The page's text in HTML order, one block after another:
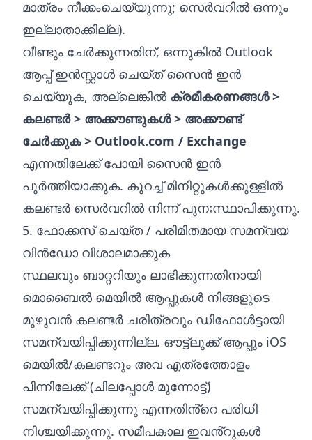
മാത്രം നീക്കംചെയ്യുന്നു; സെർവറിൽ ഒന്നും
ഇല്ലാതാക്കില്ല).
വീണ്ടും ചേർക്കുന്നതിന്, ഒന്നുകിൽ Outlook
ആപ്പ് ഇൻസ്റ്റാൾ ചെയ്ത് സൈൻ ഇൻ
ചെയ്യുക, അല്ലെങ്കിൽ ക്രമീകരണങ്ങൾ >
കലണ്ടർ > അക്കൗണ്ടുകൾ > അക്കൗണ്ട്
ചേർക്കുക > Outlook.com / Exchange
എന്നതിലേക്ക് പോയി സൈൻ ഇൻ
പൂർത്തിയാക്കുക. കുറച്ച് മിനിറ്റുകൾക്കുള്ളിൽ
കലണ്ടർ സെർവറിൽ നിന്ന് പുനഃസ്ഥാപിക്കുന്നു.
5. ഫോക്കസ് ചെയ്ത / പരിമിതമായ സമന്വയ
വിൻഡോ വിശാലമാക്കുക
സ്ഥലവും ബാറ്ററിയും ലാഭിക്കുന്നതിനായി
മൊബൈൽ മെയിൽ ആപ്പുകൾ നിങ്ങളുടെ
മുഴുവൻ കലണ്ടർ ചരിത്രവും ഡിഫോൾട്ടായി
സമന്വയിപ്പിക്കുന്നില്ല. ഔട്ട്‌ലുക്ക് ആപ്പും iOS
മെയിൽ/കലണ്ടറും അവ എത്രത്തോളം
പിന്നിലേക്ക് (ചിലപ്പോൾ മുന്നോട്ട്)
സമന്വയിപ്പിക്കുന്നു എന്നതിൻ്റെ പരിധി
നിശ്ചയിക്കുന്നു. സമീപകാല ഇവൻ്റുകൾ